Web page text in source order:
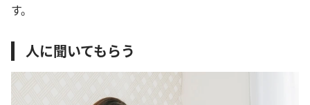
す。
人に聞いてもらう